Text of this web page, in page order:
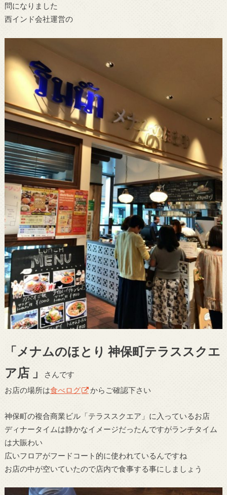
問になりました
西インド会社運営の
「メナムのほとり 神保町テラススクエ
ア店 」
さんです
お店の場所は食べログ からご確認下さい
神保町の複合商業ビル「テラススクエア」に入っているお店
ディナータイムは静かなイメージだったんですがランチタイム
は大賑わい
広いフロアがフードコート的に使われているんですね
お店の中が空いていたので店内で食事する事にしましょう